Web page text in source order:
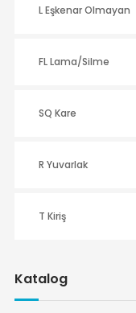
L Eşkenar Olmayan
FL Lama/Silme
SQ Kare
R Yuvarlak
T Kiriş
Katalog